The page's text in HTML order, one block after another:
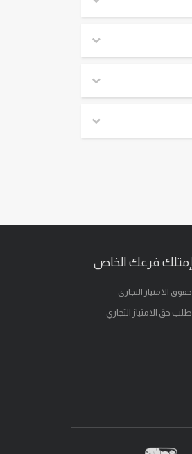
إمتلك فرعك الخاص
حقوق الامتياز التجاري
طلب حق الامتياز التجاري